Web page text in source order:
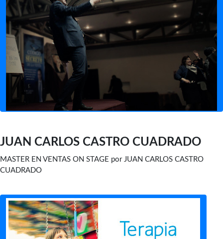
JUAN CARLOS CASTRO CUADRADO
MASTER EN VENTAS ON STAGE por JUAN CARLOS CASTRO
CUADRADO